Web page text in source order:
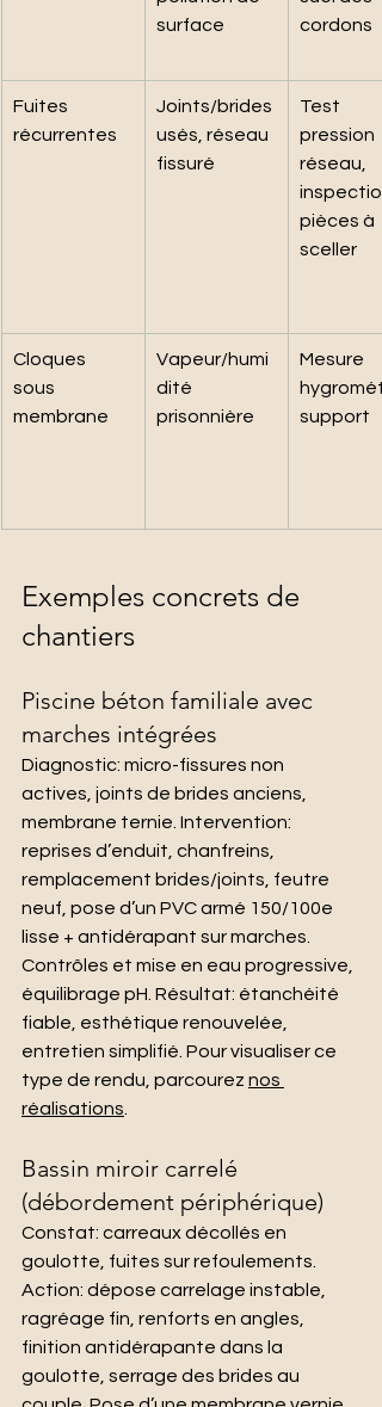
surface
cordons
Fuites
récurrentes
Joints/brides
usés, réseau
fissuré
Test
pression
réseau,
pièces à
sceller
Cloques
sous
membrane
Vapeur/humi
dité
prisonnière
Mesure
support
Exemples concrets de
chantiers
Piscine béton familiale avec
marches intégrées
Diagnostic: micro-fissures non
actives, joints de brides anciens,
membrane ternie. Intervention:
reprises d’enduit, chanfreins,
remplacement brides/joints, feutre
neuf, pose d’un PVC armé 150/100e
lisse + antidérapant sur marches.
Contrôles et mise en eau progressive,
équilibrage pH. Résultat: étanchéité
fiable, esthétique renouvelée,
entretien simplifié. Pour visualiser ce
type de rendu, parcourez nos
réalisations
Bassin miroir carrelé
(débordement périphérique)
Constat: carreaux décollés en
goulotte, fuites sur refoulements.
Action: dépose carrelage instable,
ragréage fin, renforts en angles,
finition antidérapante dans la
goulotte, serrage des brides au